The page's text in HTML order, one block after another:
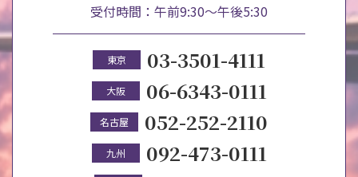
受付時間：午前9:30～午後5:30
東京 03-3501-4111
大阪 06-6343-0111
名古屋 052-252-2110
九州 092-473-0111